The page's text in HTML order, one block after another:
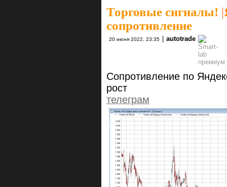
Торговые сигналы! |
сопротивление
20 июня 2022, 23:35 autotrade
Сопротивление по
рост
телеграм